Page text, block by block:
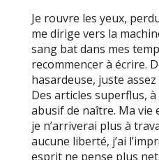
Je rouvre les yeux,
me dirige vers la
sang bat dans mes
recommencer à écrire.
hasardeuse, juste
Des articles superflus,
abusif de naître. Ma vie
je n’arriverai plus à
aucune liberté, j’ai
esprit ne pense plus